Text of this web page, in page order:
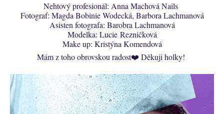
Nehtový profesionál: Anna Machová Nails
Fotograf: Magda Bobinie Wodecká, Barbora Lachmanová
Asisten fotografa: Barobra Lachmanová
Modelka: Lucie Rezničková
Make up: Kristýna Komendová
Mám z toho obrovskou radost❤️ Děkuji holky!